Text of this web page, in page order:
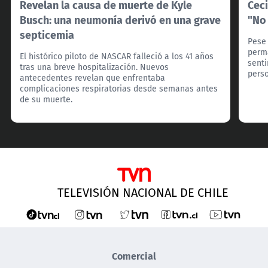
Revelan la causa de muerte de Kyle
Busch: una neumonía derivó en una grave
septicemia
El histórico piloto de NASCAR falleció a los 41 años
tras una breve hospitalización. Nuevos
antecedentes revelan que enfrentaba
complicaciones respiratorias desde semanas antes
de su muerte.
TELEVISIÓN NACIONAL DE CHILE
Comercial